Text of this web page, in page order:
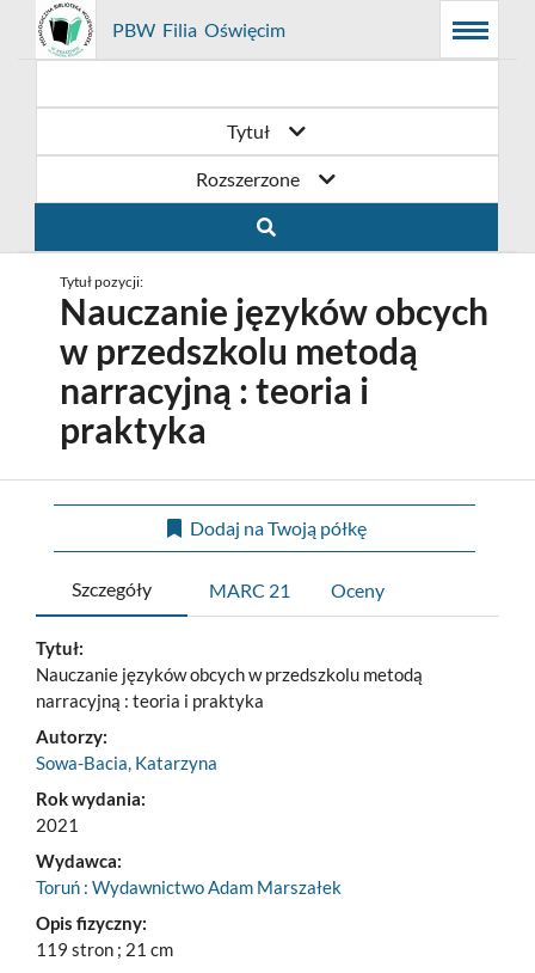
Menu
główne
Wyszukiwarka
Treść
główna
Prolib
Integro
-
główna
PBW Filia Oświęcim
Menu
Tytuł
Rozszerzone
Tytuł pozycji:
Nauczanie języków obcych
w przedszkolu metodą
narracyjną : teoria i
praktyka
Dodaj na Twoją półkę
Szczegóły MARC 21 Oceny
Tytuł:
Nauczanie języków obcych w przedszkolu metodą
narracyjną : teoria i praktyka
Autorzy:
Sowa-Bacia, Katarzyna
Rok wydania:
2021
Wydawca:
Toruń : Wydawnictwo Adam Marszałek
Opis fizyczny:
119 stron ; 21 cm